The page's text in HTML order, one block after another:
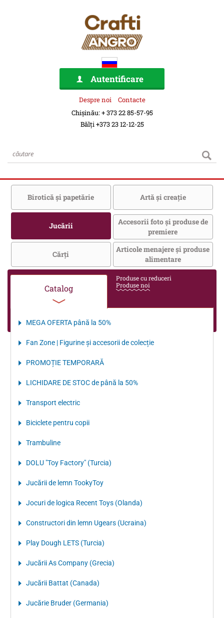
Autentificare
Despre noi
Contacte
Chișinău: + 373 22 85-57-95
Bălți +373 23 12-12-25
Birotică şi papetărie Artă şi creaţie
Jucării
Accesorii foto şi produse de
premiere
Cărţi
Articole menajere și produse
alimentare
Catalog
Produse cu reduceri
Produse noi
MEGA OFERTA până la 50%
Fan Zone | Figurine și accesorii de colecție
PROMOȚIE TEMPORARĂ
LICHIDARE DE STOC de până la 50%
Transport electriс
Biciclete pentru copii
Trambuline
DOLU "Toy Factory" (Turcia)
Jucării de lemn TookyToy
Jocuri de logica Recent Toys (Olanda)
Constructori din lemn Ugears (Ucraina)
Play Dough LETS (Turcia)
Jucării As Company (Grecia)
Jucării Battat (Canada)
Jucărie Bruder (Germania)